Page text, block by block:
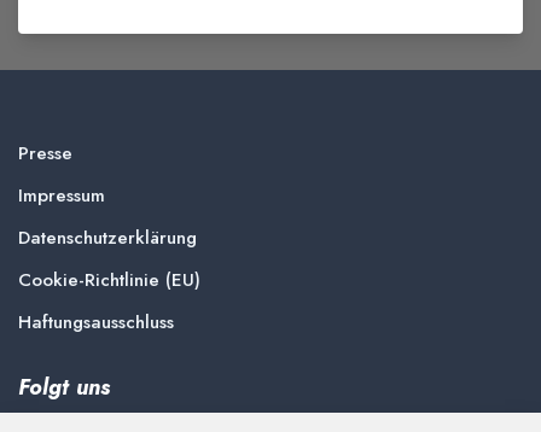
Presse
Impressum
Datenschutzerklärung
Cookie-Richtlinie (EU)
Haftungsausschluss
Folgt uns